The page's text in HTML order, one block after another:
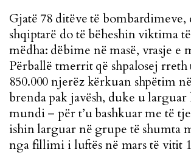
Gjatë 78 ditëve të
shqiptarë do të bëheshin viktima
mëdha: dëbime në masë, vrasje e
Përballë tmerrit që shpalosej rreth
850.000 njerëz kërkuan shpëtim
brenda pak javësh, duke u larguar
mundi – për t’u bashkuar me të
ishin larguar në grupe të shumta
nga fillimi i luftës në mars të vitit